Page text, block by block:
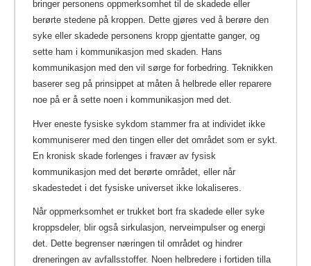
bringer personens oppmerksomhet til de skadede eller
berørte stedene på kroppen. Dette gjøres ved å berøre den
syke eller skadede personens kropp gjentatte ganger, og
sette ham i kommunikasjon med skaden. Hans
kommunikasjon med den vil sørge for forbedring. Teknikken
baserer seg på prinsippet at måten å helbrede eller reparere
noe på er å sette noen i kommunikasjon med det.
Hver eneste fysiske sykdom stammer fra at individet ikke
kommuniserer med den tingen eller det området som er sykt.
En kronisk skade forlenges i fravær av fysisk
kommunikasjon med det berørte området, eller når
skadestedet i det fysiske universet ikke lokaliseres.
Når oppmerksomhet er trukket bort fra skadede eller syke
kroppsdeler, blir også sirkulasjon, nerveimpulser og energi
det. Dette begrenser næringen til området og hindrer
dreneringen av avfallsstoffer. Noen helbredere i fortiden tilla